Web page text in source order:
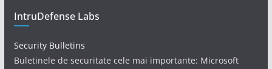
IntruDefense Labs
Security Bulletins
Buletinele de securitate cele mai importante: Microsoft